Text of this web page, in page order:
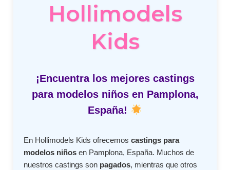
Hollimodels
Kids
¡Encuentra los mejores castings
para modelos niños en Pamplona,
España!
En Hollimodels Kids ofrecemoscastings para
modelos niños en Pamplona, España. Muchos de
nuestros castings son pagados, mientras que otros